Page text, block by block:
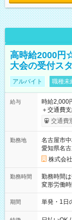
高時給2000円
大会の受付ス
アルバイト 職種未
給与
時給2,000
＋交通費支給 ★交通費一部支給！ ┗1日500円を超
支給！ ※往
OK！（
期間なし
交通費
勤務地
名古屋市
愛知県名
株式会
勤務時間
勤務時間
変形労働時間制
10/26 全
～9/19のみ
00
期間 単発・1日